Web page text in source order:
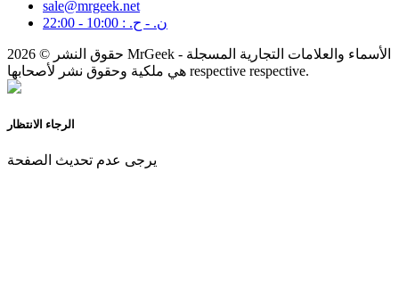
sale@mrgeek.net
ن. - ح. : 10:00 - 22:00
حقوق النشر © 2026 MrGeek - الأسماء والعلامات التجارية المسجلة
هي ملكية وحقوق نشر لأصحابها respective respective.
الرجاء الانتظار
يرجى عدم تحديث الصفحة